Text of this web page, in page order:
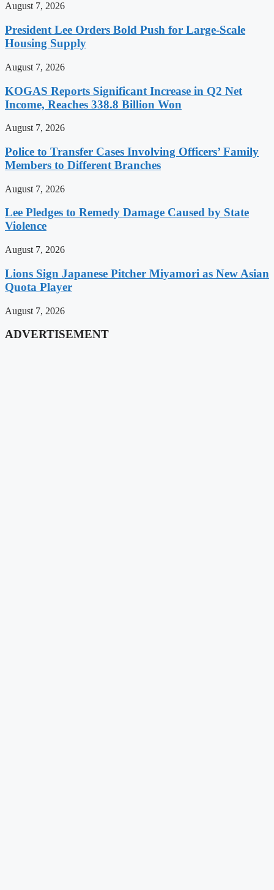
August 7, 2026
President Lee Orders Bold Push for Large-Scale
Housing Supply
August 7, 2026
KOGAS Reports Significant Increase in Q2 Net
Income, Reaches 338.8 Billion Won
August 7, 2026
Police to Transfer Cases Involving Officers’ Family
Members to Different Branches
August 7, 2026
Lee Pledges to Remedy Damage Caused by State
Violence
August 7, 2026
Lions Sign Japanese Pitcher Miyamori as New Asian
Quota Player
August 7, 2026
ADVERTISEMENT